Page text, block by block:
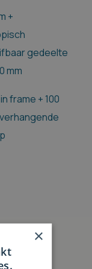
+
gedeelte
mm
frame + 100
×